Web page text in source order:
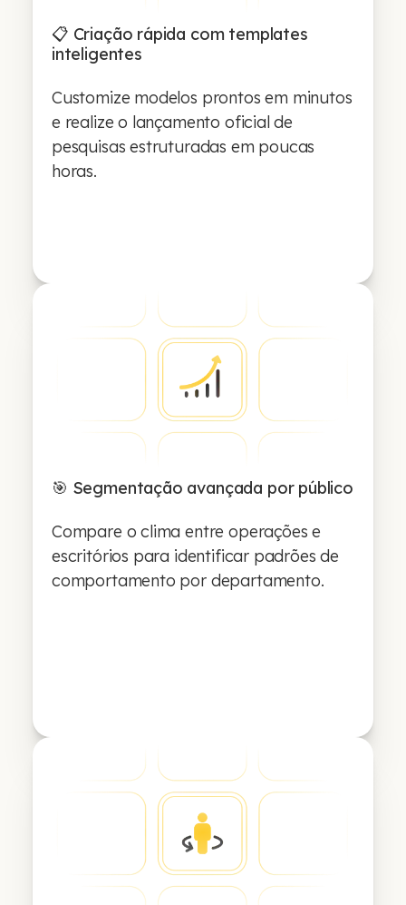
📋 Criação rápida com templates
inteligentes
Customize modelos prontos em minutos
e realize o lançamento oficial de
pesquisas estruturadas em poucas
horas.
🎯 Segmentação avançada por público
Compare o clima entre operações e
escritórios para identificar padrões de
comportamento por departamento.